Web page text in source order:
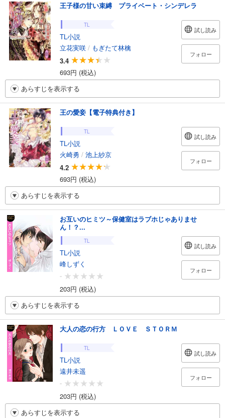
王子様の甘い束縛 プライベート・シンデレラ
TL
TL小説
立花実咲 / もぎたて林檎
3.4
693円 (税込)
試し読み
フォロー
あらすじを表示する
王の愛妾【電子特典付き】
TL
TL小説
火崎勇 / 池上紗京
4.2
693円 (税込)
試し読み
フォロー
あらすじを表示する
お互いのヒミツ～保健室はラブホじゃありませ
ん！？...
TL
TL小説
峰しずく
-
203円 (税込)
試し読み
フォロー
あらすじを表示する
大人の恋の行方 ＬＯＶＥ ＳＴＯＲＭ
TL
TL小説
遠井未遥
-
203円 (税込)
試し読み
フォロー
あらすじを表示する